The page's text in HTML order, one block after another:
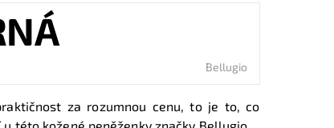
Bellugio
za rozumnou cenu, to je to, co